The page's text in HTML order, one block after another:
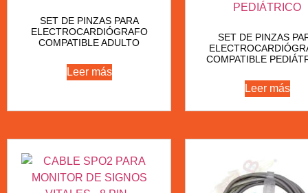
SET DE PINZAS PARA
ELECTROCARDIÓGRAFO
COMPATIBLE ADULTO
Leer más
SET DE PINZAS
COMPATIBLE
Leer más